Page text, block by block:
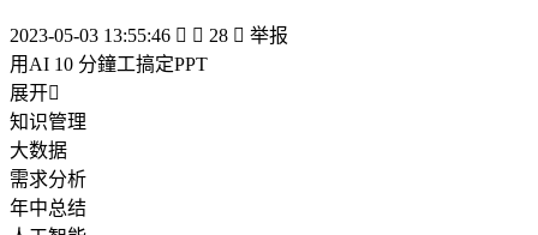
2023-05-03 13:55:46   28  举报
用AI 10 分鐘工搞定PPT
展开
知识管理
大数据
需求分析
年中总结